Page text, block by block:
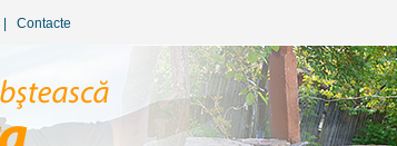
Contacte